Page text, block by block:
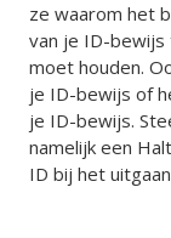
ze waarom het
van je ID-bewijs
moet houden.
je ID-bewijs of
je ID-bewijs.
namelijk een
ID bij het